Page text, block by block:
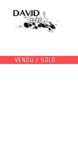
VENDU / SOLD